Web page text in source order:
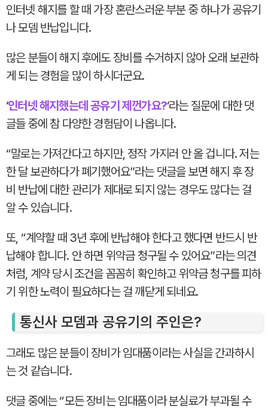
인터넷 해지를 할 때 가장 혼란스러운 부분 중 하나가 공유기
나 모뎀 반납입니다.
많은 분들이 해지 후에도 장비를 수거하지 않아 오래 보관하
게 되는 경험을 많이 하시더군요.
‘인터넷 해지했는데 공유기 제껀가요?‘라는 질문에 대한 댓
글들 중에 참 다양한 경험담이 나옵니다.
“말로는 가져간다고 하지만, 정작 가지러 안 올 겁니다. 저는
한 달 보관하다가 폐기했어요”라는 댓글을 보면 해지 후 장
비 반납에 대한 관리가 제대로 되지 않는 경우도 많다는 걸
알 수 있습니다.
또, “계약할 때 3년 후에 반납해야 한다고 했다면 반드시 반
납해야 합니다. 안 하면 위약금 청구될 수 있어요”라는 의견
처럼, 계약 당시 조건을 꼼꼼히 확인하고 위약금 청구를 피하
기 위한 노력이 필요하다는 걸 깨닫게 되네요.
통신사 모뎀과 공유기의 주인은?
그래도 많은 분들이 장비가 임대품이라는 사실을 간과하시
는 것 같습니다.
댓글 중에는 “모든 장비는 임대품이라 분실료가 부과될 수